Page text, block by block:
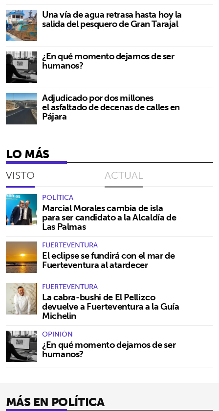
Una vía de agua retrasa hasta hoy la
salida del pesquero de Gran Tarajal
¿En qué momento dejamos de ser
humanos?
Adjudicado por dos millones
el asfaltado de decenas de calles en
Pájara
LO MÁS
VISTO ACTUAL
POLÍTICA
Marcial Morales cambia de isla
para ser candidato a la Alcaldía de
Las Palmas
FUERTEVENTURA
El eclipse se fundirá con el mar de
Fuerteventura al atardecer
FUERTEVENTURA
La cabra-bushi de El Pellizco
devuelve a Fuerteventura a la Guía
Michelin
OPINIÓN
¿En qué momento dejamos de ser
humanos?
MÁS EN POLÍTICA